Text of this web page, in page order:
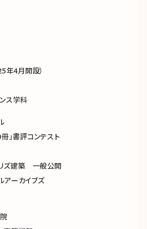
年4月開設）
ス学科
」書評コンテスト
ズ建築 一般公開
アーカイブズ